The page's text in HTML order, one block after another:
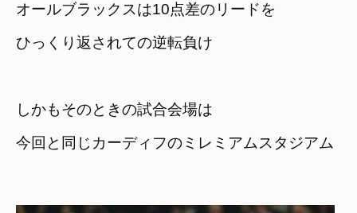
オールブラックスは10点差のリードを
しかもそのときの試合会場は
今回と同じカーディフのミレミアムスタジアム